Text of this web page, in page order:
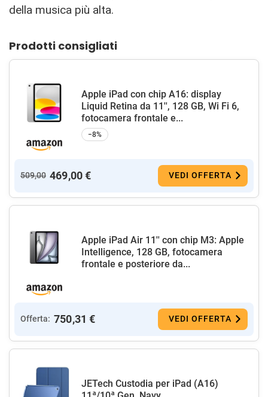
della musica più alta.
Prodotti consigliati
Apple iPad con chip A16: display
Liquid Retina da 11'', 128 GB, Wi Fi 6,
fotocamera frontale e...
−8%
509,00 469,00 € VEDI OFFERTA
Apple iPad Air 11'' con chip M3: Apple
Intelligence, 128 GB, fotocamera
frontale e posteriore da...
Offerta: 750,31 € VEDI OFFERTA
JETech Custodia per iPad (A16)